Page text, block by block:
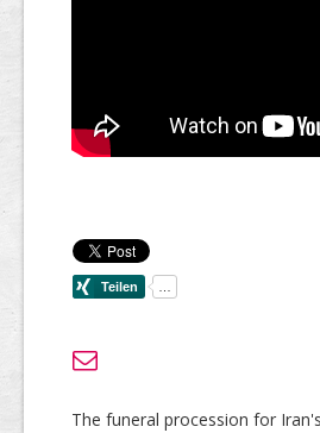
The funeral procession for